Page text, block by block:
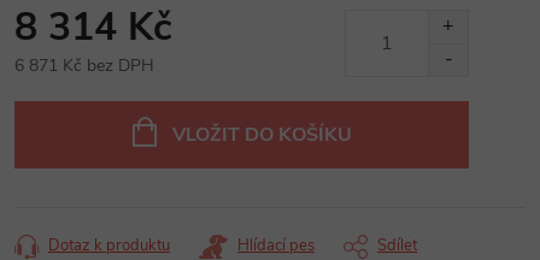
8 314 Kč
6 871 Kč bez DPH
VLOŽIT DO KOŠÍKU
Dotaz k produktu Hlídací pes Sdílet